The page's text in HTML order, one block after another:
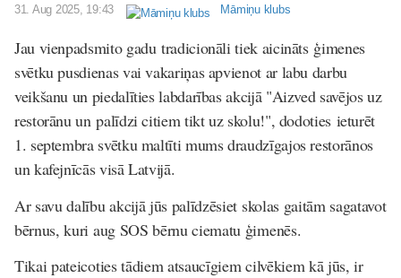
31. Aug 2025, 19:43 Māmiņu klubs
Jau vienpadsmito gadu tradicionāli tiek aicināts ģimenes
svētku pusdienas vai vakariņas apvienot ar labu darbu
veikšanu un piedalīties labdarības akcijā "Aizved savējos uz
restorānu un palīdzi citiem tikt uz skolu!", dodoties ieturēt
1. septembra svētku maltīti mums draudzīgajos restorānos
un kafejnīcās visā Latvijā.
Ar savu dalību akcijā jūs palīdzēsiet skolas gaitām sagatavot
bērnus, kuri aug SOS bērnu ciematu ģimenēs.
Tikai pateicoties tādiem atsaucīgiem cilvēkiem kā jūs, ir